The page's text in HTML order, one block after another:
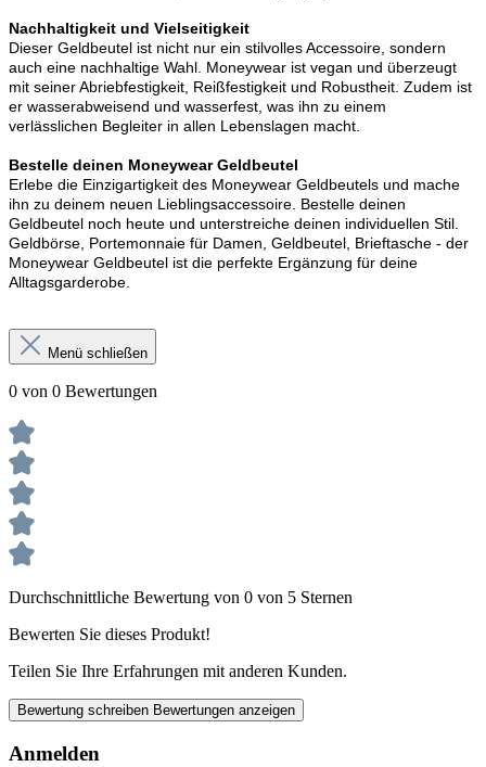
Nachhaltigkeit und Vielseitigkeit
Dieser Geldbeutel ist nicht nur ein stilvolles Accessoire, sondern
auch eine nachhaltige Wahl. Moneywear ist vegan und überzeugt
mit seiner Abriebfestigkeit, Reißfestigkeit und Robustheit. Zudem ist
er wasserabweisend und wasserfest, was ihn zu einem
verlässlichen Begleiter in allen Lebenslagen macht.
Bestelle deinen Moneywear Geldbeutel
Erlebe die Einzigartigkeit des Moneywear Geldbeutels und mache
ihn zu deinem neuen Lieblingsaccessoire. Bestelle deinen
Geldbeutel noch heute und unterstreiche deinen individuellen Stil.
Geldbörse, Portemonnaie für Damen, Geldbeutel, Brieftasche - der
Moneywear Geldbeutel ist die perfekte Ergänzung für deine
Alltagsgarderobe.
Menü schließen
0 von 0 Bewertungen
Durchschnittliche Bewertung von 0 von 5 Sternen
Bewerten Sie dieses Produkt!
Teilen Sie Ihre Erfahrungen mit anderen Kunden.
Bewertung schreiben Bewertungen anzeigen
Anmelden